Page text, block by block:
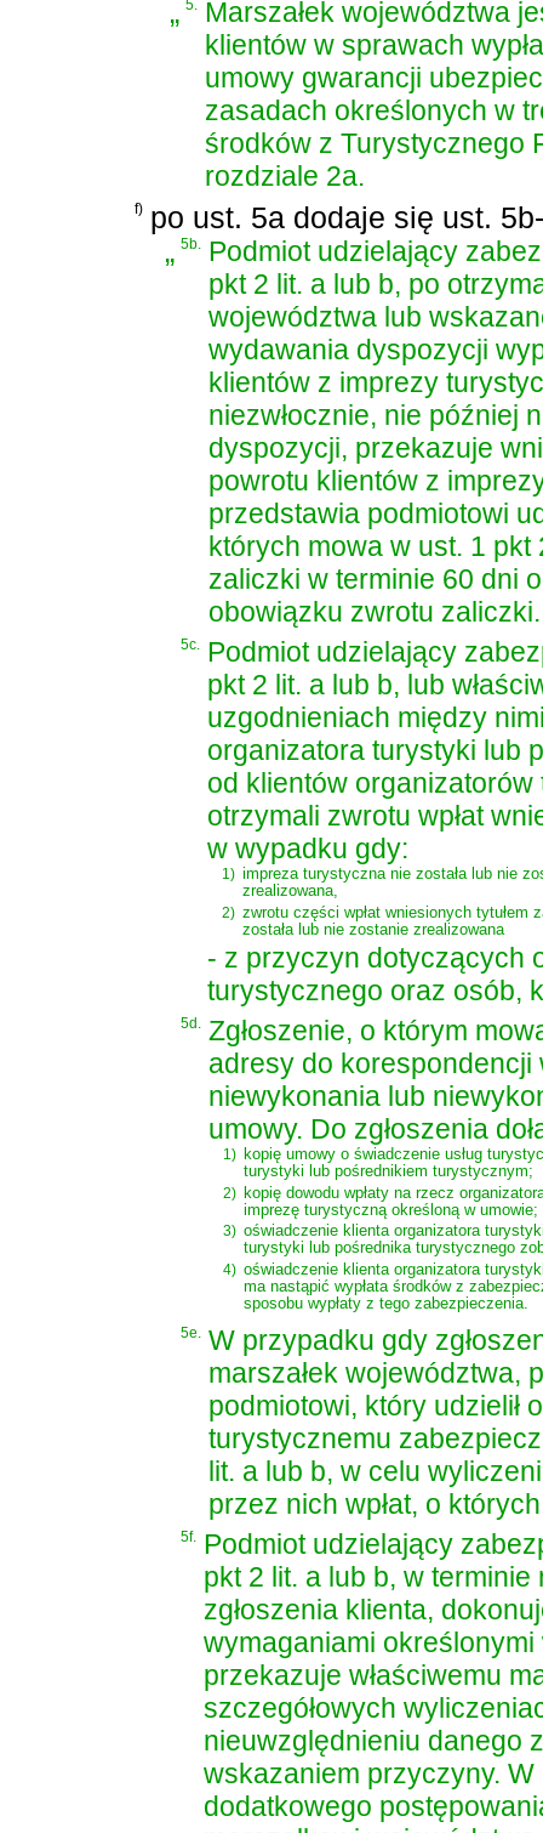
„5. Marszałek województwa
klientów w sprawach
umowy gwarancji
zasadach określonych w
środków z Turystycznego
rozdziale 2a.
f) po ust. 5a dodaje się ust.
„5b. Podmiot udzielający
pkt 2 lit. a lub b, po
województwa lub
wydawania dyspozycji
klientów z imprezy
niezwłocznie, nie później
dyspozycji, przekazuje
powrotu klientów z
przedstawia podmiotowi
których mowa w ust. 1
zaliczki w terminie 60 dni
obowiązku zwrotu zaliczki.
5c. Podmiot udzielający
pkt 2 lit. a lub b, lub
uzgodnieniach między
organizatora turystyki lub
od klientów
otrzymali zwrotu wpłat
w wypadku gdy:
1) impreza turystyczna nie została lub nie
zrealizowana,
2) zwrotu części wpłat wniesionych
została lub nie zostanie zrealizowana
- z przyczyn dotyczących
turystycznego oraz osób,
5d. Zgłoszenie, o którym
adresy do
niewykonania lub
umowy. Do zgłoszenia
1) kopię umowy o świadczenie usług
turystyki lub pośrednikiem turystycznym;
2) kopię dowodu wpłaty na rzecz
imprezę turystyczną określoną w umowie;
3) oświadczenie klienta organizatora
turystyki lub pośrednika turystycznego
4) oświadczenie klienta organizatora
ma nastąpić wypłata środków z
sposobu wypłaty z tego zabezpieczenia.
5e.
W przypadku gdy
marszałek województwa,
podmiotowi, który udzielił
turystycznemu
lit. a lub b, w celu
przez nich wpłat, o
5f.
Podmiot udzielający
pkt 2 lit. a lub b, w
zgłoszenia klienta,
wymaganiami
przekazuje właściwemu
szczegółowych
nieuwzględnieniu danego
wskazaniem przyczyny.
dodatkowego